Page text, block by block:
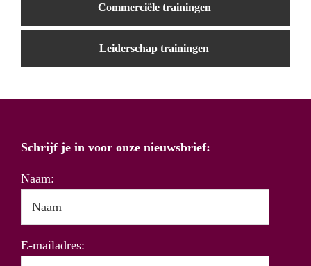
Commerciële trainingen
Leiderschap trainingen
Schrijf je in voor onze nieuwsbrief:
Naam:
E-mailadres: